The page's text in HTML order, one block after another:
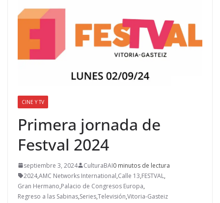
CINE Y TV
Primera jornada de
Festval 2024
septiembre 3, 2024 CulturaBAI0 minutos de lectura
2024,AMC Networks International,Calle 13,FESTVAL,
Gran Hermano,Palacio de Congresos Europa,
Regreso a las Sabinas,Series,Televisión,Vitoria-Gasteiz